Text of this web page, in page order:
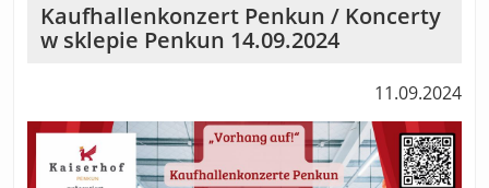
Kaufhallenkonzert Penkun / Koncerty
w sklepie Penkun 14.09.2024
11.09.2024